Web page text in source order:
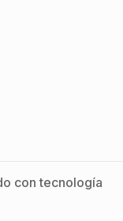
con tecnología